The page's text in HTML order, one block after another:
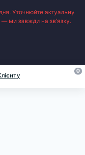
Уточнюйте актуальну
— ми завжди на зв’язку.
0